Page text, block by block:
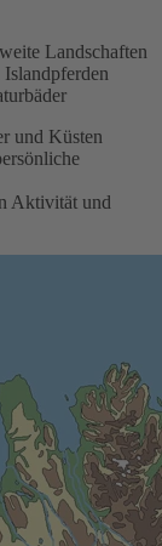
Landschaften
und Küsten
Aktivität und